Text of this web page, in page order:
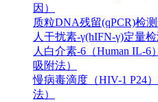
因）
质粒DNA残留(qPCR)检
人干扰素-γ(hIFN-γ)定量
人白介素-6（Human IL-
吸附法）
慢病毒滴度（HIV-1 P24
法）